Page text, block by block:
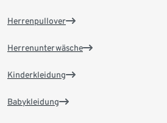
Herrenpullover
Herrenunterwäsche
Kinderkleidung
Babykleidung